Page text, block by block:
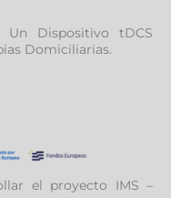
Un Dispositivo tDCS
Domiciliarias.
el proyecto IMS –